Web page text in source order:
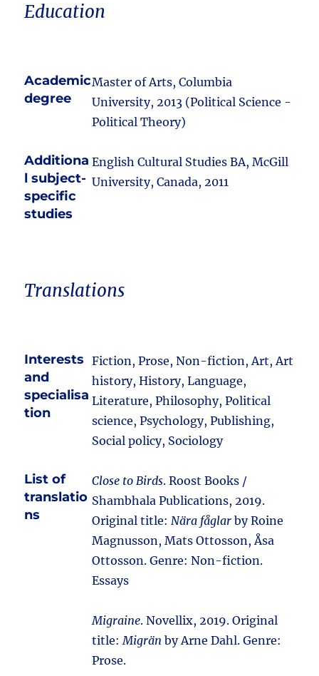
Education
Academic
degree
Master of Arts, Columbia
University, 2013 (Political Science -
Political Theory)
Additiona
l subject-
specific
studies
English Cultural Studies BA, McGill
University, Canada, 2011
Translations
Interests
and
specialisa
tion
Fiction, Prose, Non-fiction, Art, Art
history, History, Language,
Literature, Philosophy, Political
science, Psychology, Publishing,
Social policy, Sociology
List of
translatio
ns
Close to Birds. Roost Books /
Shambhala Publications, 2019.
Original title:Nära fåglar by Roine
Magnusson, Mats Ottosson, Åsa
Ottosson. Genre: Non-fiction.
Essays
Migraine. Novellix, 2019. Original
title:Migrän by Arne Dahl. Genre:
Prose.